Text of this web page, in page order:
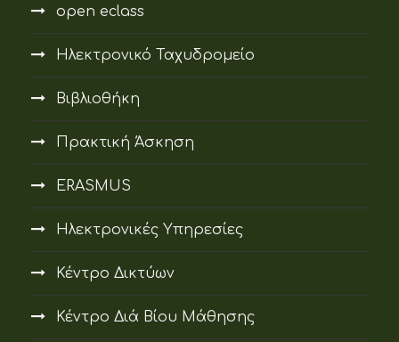
open eclass
Ηλεκτρονικό Ταχυδρομείο
Βιβλιοθήκη
Πρακτική Άσκηση
ERASMUS
Ηλεκτρονικές Υπηρεσίες
Κέντρο Δικτύων
Κέντρο Διά Βίου Μάθησης